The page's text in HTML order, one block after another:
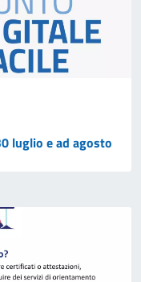
luglio e ad agosto